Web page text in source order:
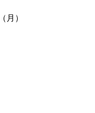
月）